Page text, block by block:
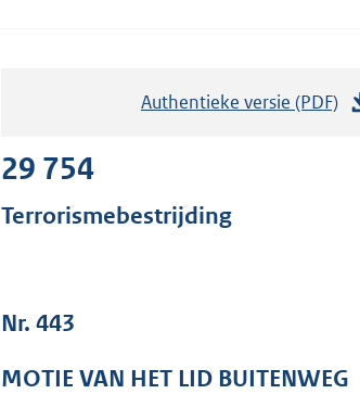
Authentieke versie (PDF)
r
29 754
Terrorismebestrijding
Nr. 443
MOTIE VAN HET LID BUITENWEG